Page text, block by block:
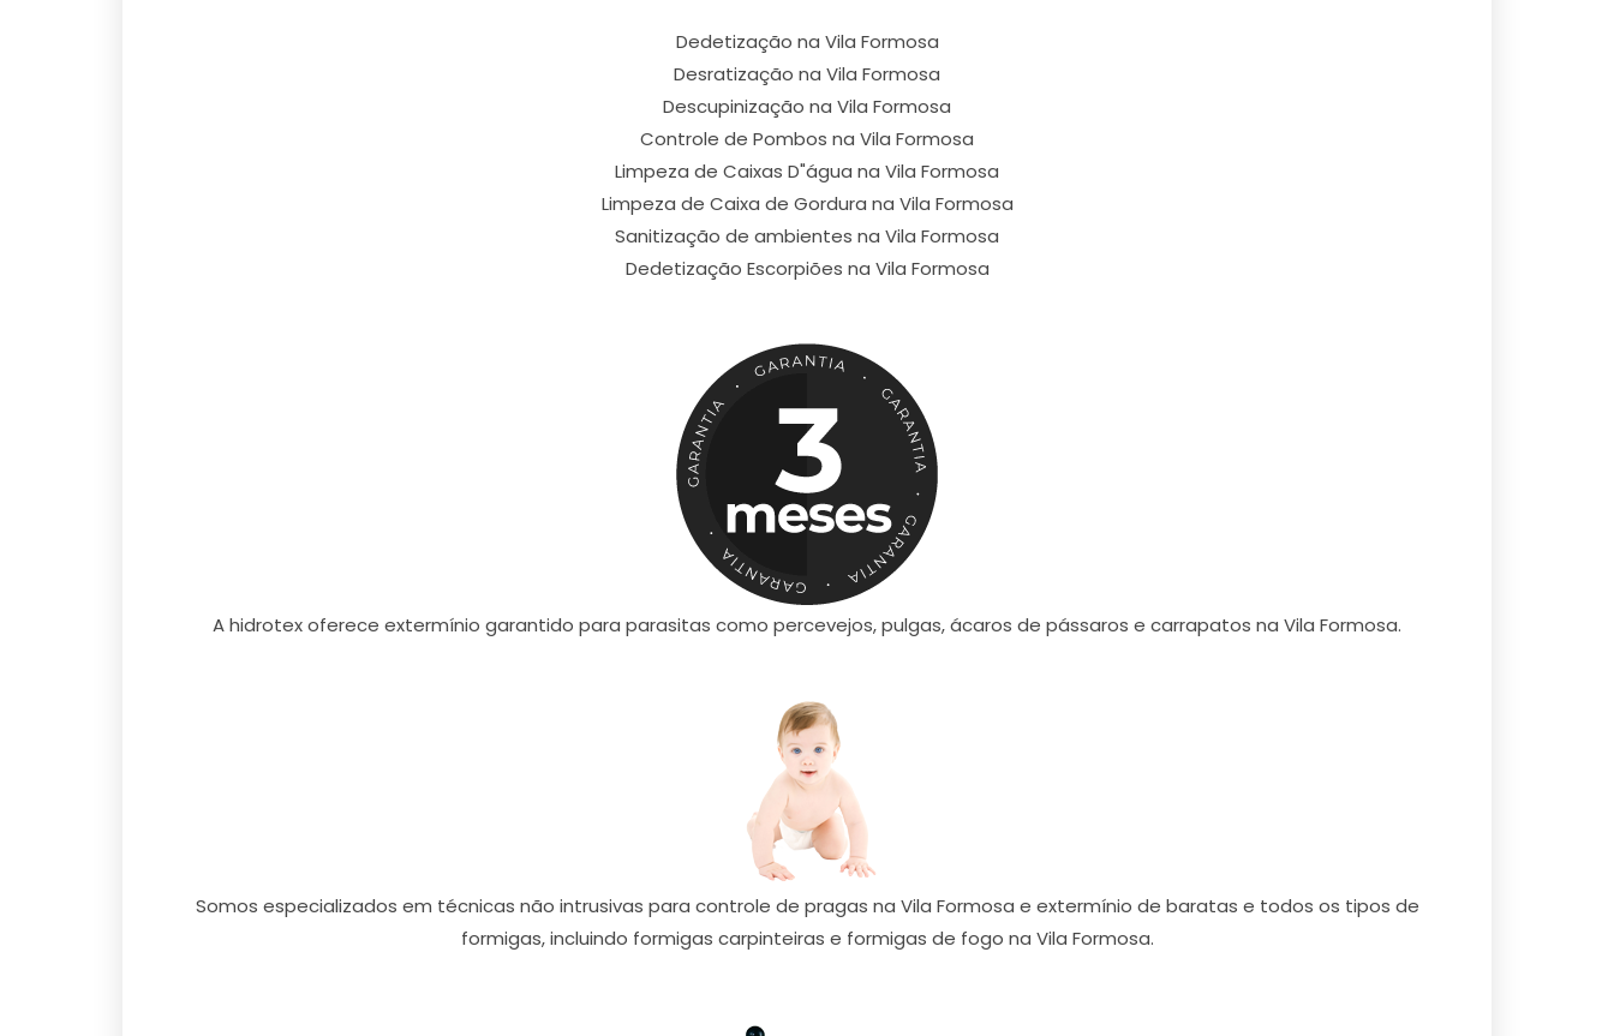
Dedetização na Vila Formosa
Desratização na Vila Formosa
Descupinização na Vila Formosa
Controle de Pombos na Vila Formosa
Limpeza de Caixas D"água na Vila Formosa
Limpeza de Caixa de Gordura na Vila Formosa
Sanitização de ambientes na Vila Formosa
Dedetização Escorpiões na Vila Formosa
A hidrotex oferece extermínio garantido para parasitas como percevejos, pulgas, ácaros de pássaros e carrapatos na Vila Formosa.
Somos especializados em técnicas não intrusivas para controle de pragas na Vila Formosa e extermínio de baratas e todos os tipos de
formigas, incluindo formigas carpinteiras e formigas de fogo na Vila Formosa.